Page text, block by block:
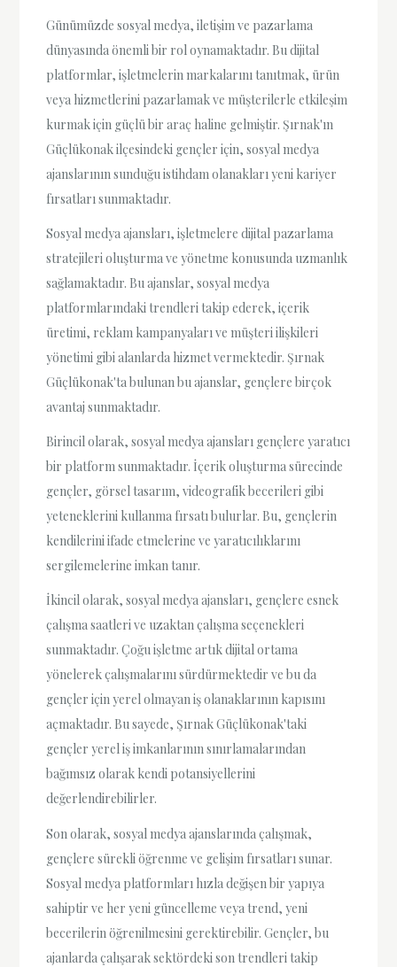
Günümüzde sosyal medya, iletişim ve pazarlama
dünyasında önemli bir rol oynamaktadır. Bu dijital
platformlar, işletmelerin markalarını tanıtmak, ürün
veya hizmetlerini pazarlamak ve müşterilerle etkileşim
kurmak için güçlü bir araç haline gelmiştir. Şırnak'ın
Güçlükonak ilçesindeki gençler için, sosyal medya
ajanslarının sunduğu istihdam olanakları yeni kariyer
fırsatları sunmaktadır.
Sosyal medya ajansları, işletmelere dijital pazarlama
stratejileri oluşturma ve yönetme konusunda uzmanlık
sağlamaktadır. Bu ajanslar, sosyal medya
platformlarındaki trendleri takip ederek, içerik
üretimi, reklam kampanyaları ve müşteri ilişkileri
yönetimi gibi alanlarda hizmet vermektedir. Şırnak
Güçlükonak'ta bulunan bu ajanslar, gençlere birçok
avantaj sunmaktadır.
Birincil olarak, sosyal medya ajansları gençlere yaratıcı
bir platform sunmaktadır. İçerik oluşturma sürecinde
gençler, görsel tasarım, videografik becerileri gibi
yeteneklerini kullanma fırsatı bulurlar. Bu, gençlerin
kendilerini ifade etmelerine ve yaratıcılıklarını
sergilemelerine imkan tanır.
İkincil olarak, sosyal medya ajansları, gençlere esnek
çalışma saatleri ve uzaktan çalışma seçenekleri
sunmaktadır. Çoğu işletme artık dijital ortama
yönelerek çalışmalarını sürdürmektedir ve bu da
gençler için yerel olmayan iş olanaklarının kapısını
açmaktadır. Bu sayede, Şırnak Güçlükonak'taki
gençler yerel iş imkanlarının sınırlamalarından
bağımsız olarak kendi potansiyellerini
değerlendirebilirler.
Son olarak, sosyal medya ajanslarında çalışmak,
gençlere sürekli öğrenme ve gelişim fırsatları sunar.
Sosyal medya platformları hızla değişen bir yapıya
sahiptir ve her yeni güncelleme veya trend, yeni
becerilerin öğrenilmesini gerektirebilir. Gençler, bu
ajanlarda çalışarak sektördeki son trendleri takip